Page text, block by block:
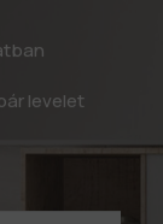
levelet